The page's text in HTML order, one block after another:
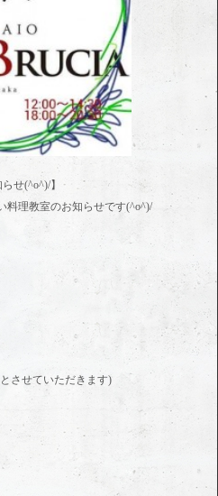
せ(^o^)/】
料理教室のお知らせです(^o^)/
させていただきます)